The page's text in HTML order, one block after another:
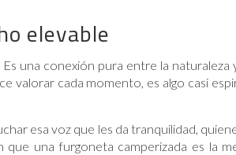
elevable
una conexión pura entre la naturaleza
valorar cada momento, es algo casi
esa voz que les da tranquilidad,
que una furgoneta camperizada es la